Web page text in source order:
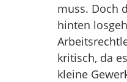
muss. Doch
hinten
kritisch, da
kleine